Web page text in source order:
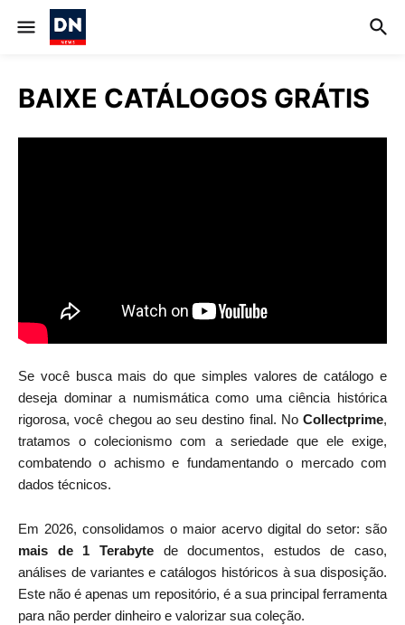
BAIXE CATÁLOGOS GRÁTIS
Se você busca mais do que simples valores de catálogo e
deseja dominar a numismática como uma ciência histórica
rigorosa, você chegou ao seu destino final. No Collectprime,
tratamos o colecionismo com a seriedade que ele exige,
combatendo o achismo e fundamentando o mercado com
dados técnicos.
Em 2026, consolidamos o maior acervo digital do setor: são
mais de 1 Terabytede documentos, estudos de caso,
análises de variantes e catálogos históricos à sua disposição.
Este não é apenas um repositório, é a sua principal ferramenta
para não perder dinheiro e valorizar sua coleção.